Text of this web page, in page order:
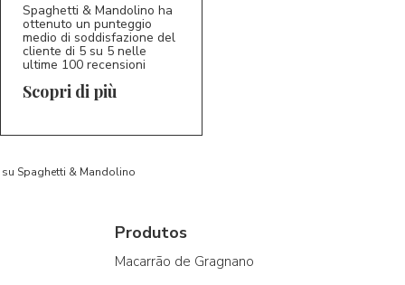
Spaghetti & Mandolino ha
ottenuto un punteggio
medio di soddisfazione del
cliente di 5 su 5 nelle
ultime 100 recensioni
Scopri di più
Spaghetti & Mandolino
Produtos
Macarrão de Gragnano